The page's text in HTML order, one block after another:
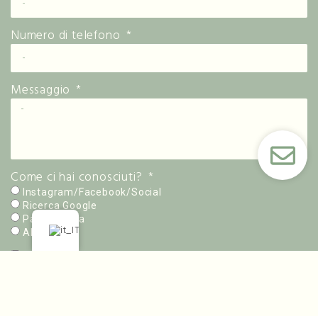
Numero di telefono
Messaggio
Come ci hai conosciuti?
Instagram/Facebook/Social
Ricerca Google
Passaparola
Altro